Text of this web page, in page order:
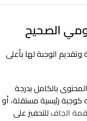
الصحيح
الوجبة لها بأعلى
بالكامل بدرجة
رئيسية مستقلة، أو
الجافللتحفيز على